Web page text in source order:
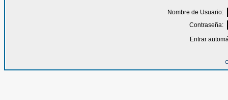
Nombre de Usuario:
Contraseña:
Entrar